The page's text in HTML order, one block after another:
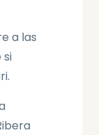
a las
si